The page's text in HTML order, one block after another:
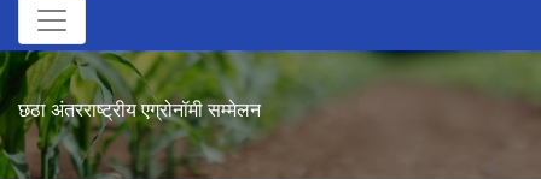
छठा अंतरराष्ट्रीय एग्रोनॉमी सम्मेलन